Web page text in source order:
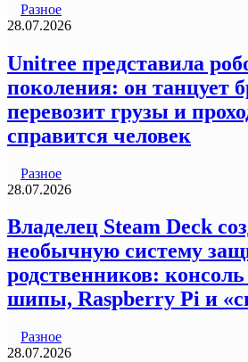
Разное
28.07.2026
Unitree представила
поколения: он танцует
перевозит грузы и
справится человек
Разное
28.07.2026
Владелец Steam Deck
необычную систему
родственников:
шипы, Raspberry Pi и
Разное
28.07.2026